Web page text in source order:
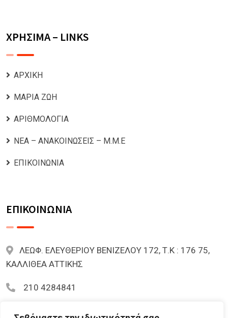
ΧΡΗΣΙΜΑ – LINKS
ΑΡΧΙΚΗ
ΜΑΡΙΑ ΖΩΗ
ΑΡΙΘΜΟΛΟΓΙΑ
ΝΕΑ – ΑΝΑΚΟΙΝΩΣΕΙΣ – Μ.Μ.Ε
ΕΠΙΚΟΙΝΩΝΙΑ
ΕΠΙΚΟΙΝΩΝΙΑ
ΛΕΩΦ. ΕΛΕΥΘΕΡΙΟΥ ΒΕΝΙΖΕΛΟΥ 172, Τ.Κ : 176 75,
ΚΑΛΛΙΘΕΑ ΑΤΤΙΚΗΣ
210 4284841
mariazoi.powernumbers@gmail.com